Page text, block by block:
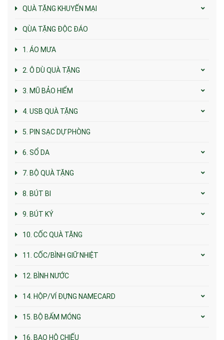
QUÀ TẶNG KHUYẾN MẠI
QÙA TẶNG ĐỘC ĐÁO
1. ÁO MƯA
2. Ô DÙ QUÀ TẶNG
3. MŨ BẢO HIỂM
4. USB QUÀ TẶNG
5. PIN SẠC DỰ PHÒNG
6. SỔ DA
7. BỘ QUÀ TẶNG
8. BÚT BI
9. BÚT KÝ
10. CỐC QUÀ TẶNG
11. CỐC/BÌNH GIỮ NHIỆT
12. BÌNH NƯỚC
14. HỘP/VÍ ĐỰNG NAMECARD
15. BỘ BẤM MÓNG
16. BAO HỘ CHIẾU